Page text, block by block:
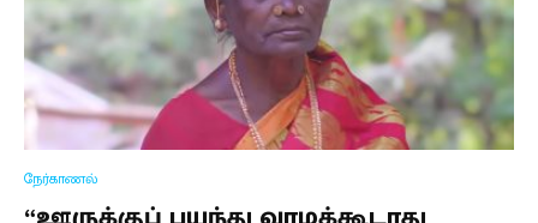
நேர்காணல்